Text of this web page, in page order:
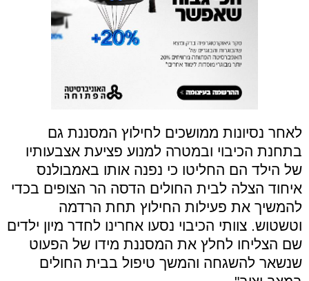
לאחר נסיונות ממושכים לחילוץ המסננת גם
בתחנת הכיבוי ובמטרה למנוע פציעת אצבעותיו
של הילד הם החליטו כי נפנה אותו באמבולנס
איחוד הצלה לבית החולים הדסה הר הצופים בכדי
להמשיך את פעילות החילוץ תחת הרדמה
וטשטוש. צוותי הכיבוי נסעו אחרינו לחדר מיון ילדים
שם הצליחו לחלץ את המסננת מידו של הפעוט
שנשאר להשגחה והמשך טיפול בבית החולים